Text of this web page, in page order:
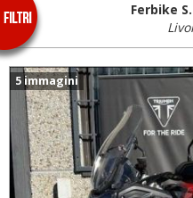
Ferbike
5 immagini